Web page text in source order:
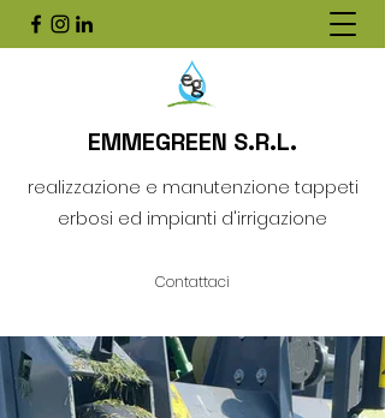
EMMEGREEN S.R.L.
realizzazione e manutenzione tappeti
erbosi ed impianti d'irrigazione
Contattaci